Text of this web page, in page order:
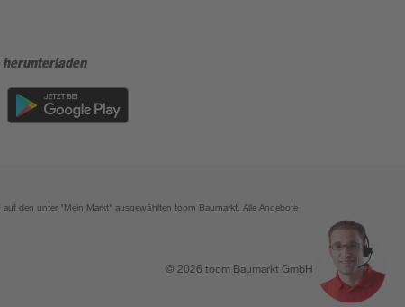
den unter "Mein Markt" ausgewählten toom Baumarkt. Alle Angebote
© 2026 toom Baumarkt GmbH